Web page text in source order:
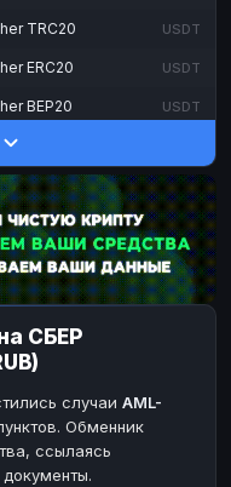
TRC20 USDT
ERC20 USDT
BEP20 USDT
TON
DOGE
TRON
Cash BCH
Classic
СБЕР
случаи AML-
Обменник
ссылаясь